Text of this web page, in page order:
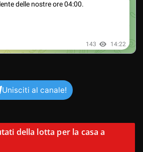
Unisciti al canale!
della lotta per la casa a